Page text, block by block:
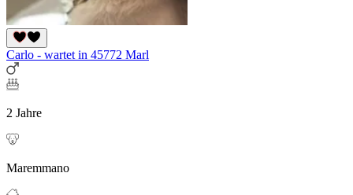
Carlo - wartet in 45772 Marl
2 Jahre
Maremmano